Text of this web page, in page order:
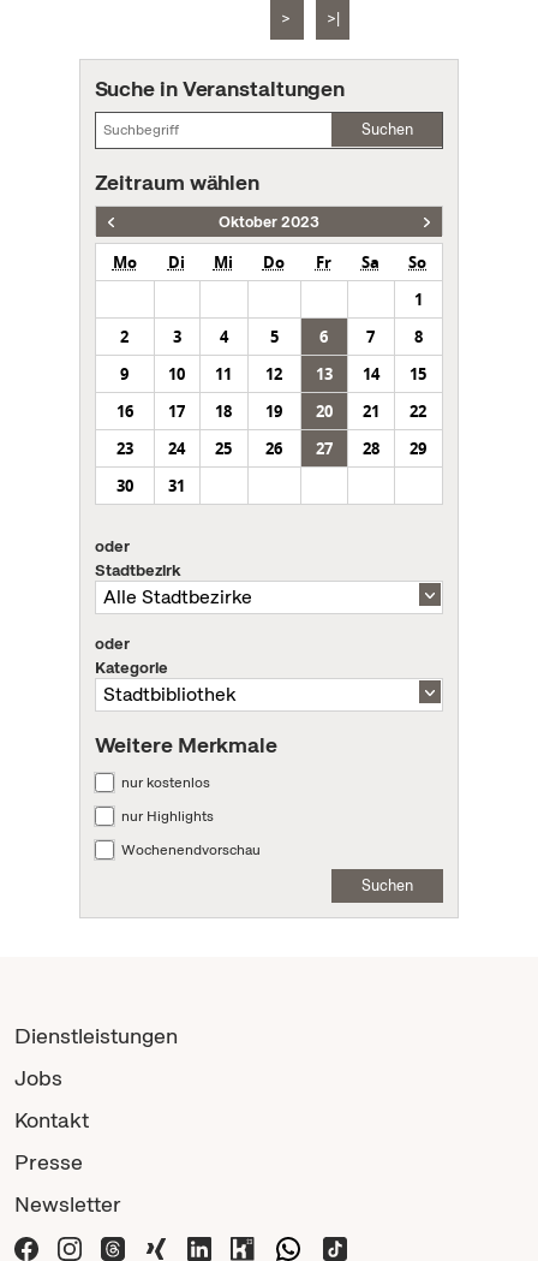
> >|
Suche in Veranstaltungen
Suchen
Zeitraum wählen
Oktober 2023
Mo Di Mi Do Fr Sa
So
1
2
3 4 5 6 7
8
9
10 11 12 13 14
15
16
17 18 19 20 21
22
23
24 25 26 27 28
29
30
31
oder
Stadtbezirk
oder
Kategorie
Weitere Merkmale
nur kostenlos
nur Highlights
Wochenendvorschau
Suchen
Dienstleistungen
Jobs
Kontakt
Presse
Newsletter